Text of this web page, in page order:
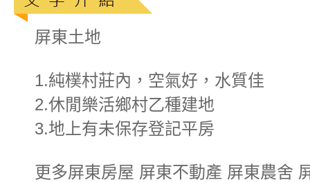
屏東土地
1.純樸村莊內，空氣好，水質佳
2.休閒樂活鄉村乙種建地
3.地上有未保存登記平房
更多屏東房屋 屏東不動產 屏東農舍